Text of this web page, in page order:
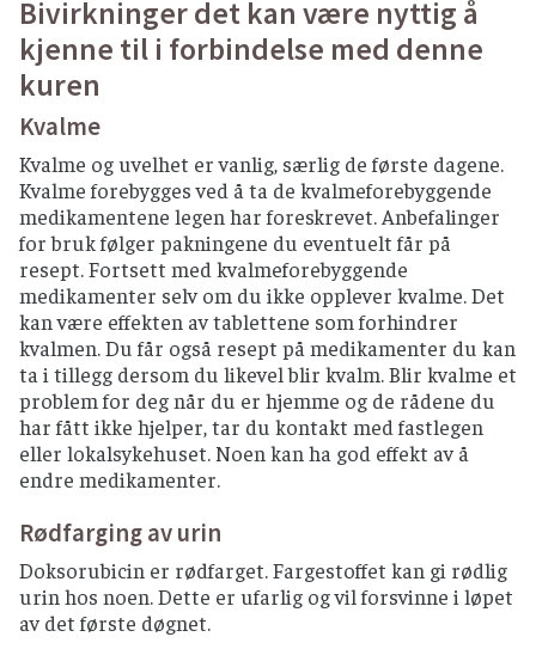
Bivirkninger det kan være nyttig å
kjenne til i forbindelse med denne
kuren
Kvalme
Kvalme og uvelhet er vanlig, særlig de første dagene.
Kvalme forebygges ved å ta de kvalmeforebyggende
medikamentene legen har foreskrevet. Anbefalinger
for bruk følger pakningene du eventuelt får på
resept. Fortsett med kvalmeforebyggende
medikamenter selv om du ikke opplever kvalme. Det
kan være effekten av tablettene som forhindrer
kvalmen. Du får også resept på medikamenter du kan
ta i tillegg dersom du likevel blir kvalm. Blir kvalme et
problem for deg når du er hjemme og de rådene du
har fått ikke hjelper, tar du kontakt med fastlegen
eller lokalsykehuset. Noen kan ha god effekt av å
endre medikamenter.
Rødfarging av urin
Doksorubicin er rødfarget. Fargestoffet kan gi rødlig
urin hos noen. Dette er ufarlig og vil forsvinne i løpet
av det første døgnet.